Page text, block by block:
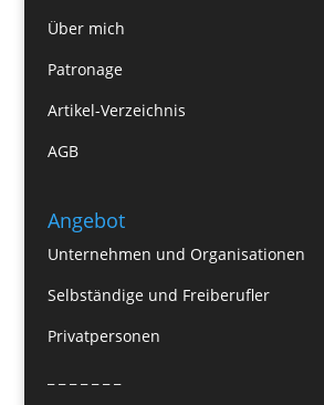
Über mich
Patronage
Artikel-Verzeichnis
AGB
Angebot
Unternehmen und Organisationen
Selbständige und Freiberufler
Privatpersonen